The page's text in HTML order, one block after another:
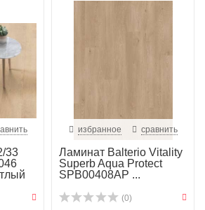
33
избранное сравнить
Ламинат Balterio Vitality
Superb Aqua Protect
SPB00408AP ...
(0)